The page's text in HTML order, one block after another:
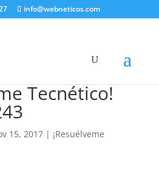
info@webneticos.com
Tecnético!
15, 2017| ¡Resuélveme